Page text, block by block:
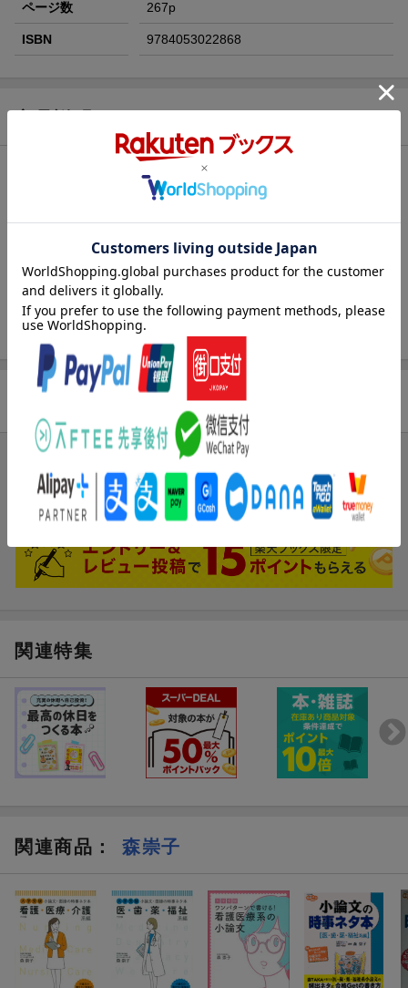
ページ数 267p
ISBN 9784053022868
センター試験受験者のための易しくわかる参考書。
出題傾向に従って頻出テーマと狙われるポイントを丁寧に解
わかりにくい事項もはじめからわかり、得点アップにつながる
考え方・解き方のコツも披露。
苦手な人もこれで納得、合格力が付く。
まだレビューがありません。
関連特集
関連商品 ： 森崇子